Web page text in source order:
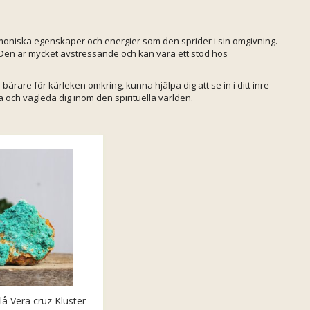
egenskaper och energier som den sprider i sin omgivning.
är mycket avstressande och kan vara ett stöd hos
för kärleken omkring, kunna hjälpa dig att se in i ditt inre
vägleda dig inom den spirituella världen.
Vera cruz Kluster